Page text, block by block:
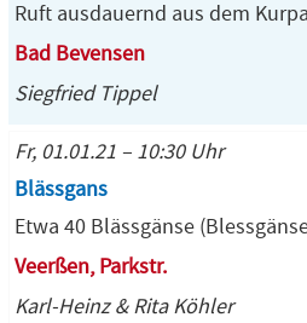
Ruft ausdauernd aus dem
Bad Bevensen
Siegfried Tippel
Fr, 01.01.21 – 10:30 Uhr
Blässgans
Etwa 40 Blässgänse
Veerßen, Parkstr.
Karl-Heinz & Rita Köhler